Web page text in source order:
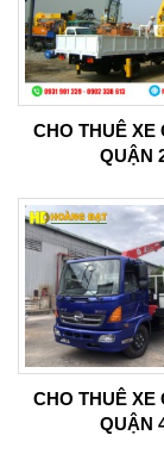
CHO THUÊ XE
QUẬN
CHO THUÊ XE
QUẬN